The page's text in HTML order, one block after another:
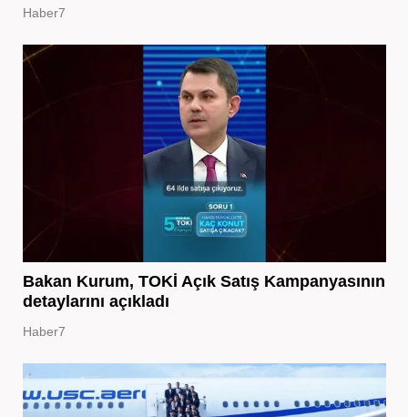
Haber7
Bakan Kurum, TOKİ Açık Satış Kampanyasının
detaylarını açıkladı
Haber7